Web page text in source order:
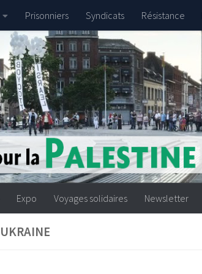
Prisonniers Syndicats Résistance
Expo Voyages solidaires Newsletter
UKRAINE